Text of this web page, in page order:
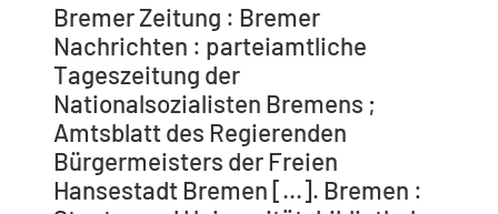
Bremer Zeitung : Bremer
Nachrichten : parteiamtliche
Tageszeitung der
Nationalsozialisten Bremens ;
Amtsblatt des Regierenden
Bürgermeisters der Freien
Hansestadt Bremen [...]. Bremen :